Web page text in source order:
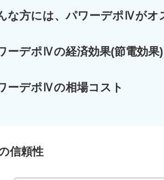
な方には、パワーデポⅣがオ
ーデポⅣの経済効果(節電効果)
ーデポⅣの相場コスト
信頼性